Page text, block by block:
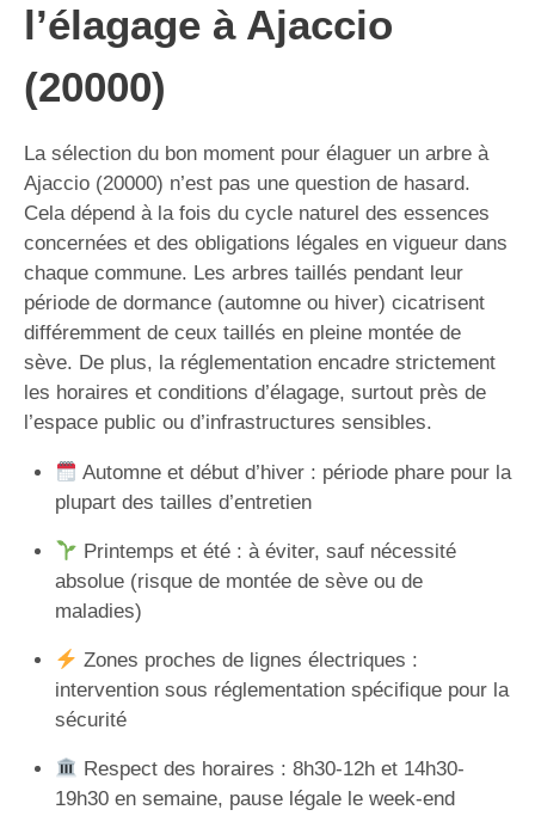
l’élagage à Ajaccio
(20000)
La sélection du bon moment pour élaguer un arbre à
Ajaccio (20000) n’est pas une question de hasard.
Cela dépend à la fois du cycle naturel des essences
concernées et des obligations légales en vigueur dans
chaque commune. Les arbres taillés pendant leur
période de dormance (automne ou hiver) cicatrisent
différemment de ceux taillés en pleine montée de
sève. De plus, la réglementation encadre strictement
les horaires et conditions d’élagage, surtout près de
l’espace public ou d’infrastructures sensibles.
Automne et début d’hiver : période phare pour la
plupart des tailles d’entretien
Printemps et été : à éviter, sauf nécessité
absolue (risque de montée de sève ou de
maladies)
Zones proches de lignes électriques :
intervention sous réglementation spécifique pour la
sécurité
Respect des horaires : 8h30-12h et 14h30-
19h30 en semaine, pause légale le week-end